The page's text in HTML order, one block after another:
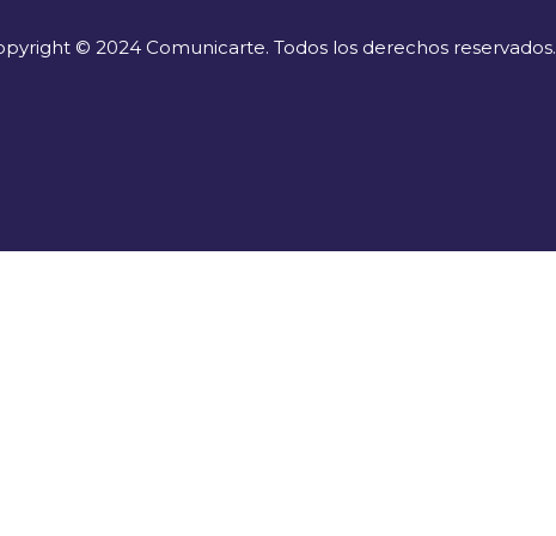
© 2024 Comunicarte. Todos los derechos reservados.